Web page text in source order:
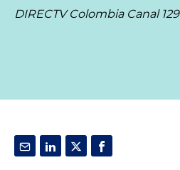
DIRECTV Colombia Canal 129